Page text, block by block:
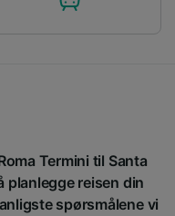
Termini til Santa
planlegge reisen din
spørsmålene vi